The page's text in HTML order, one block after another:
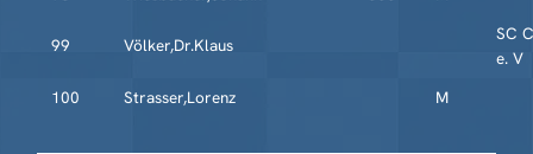
99 Völker,Dr.Klaus
SC
e. V
100
Strasser,Lorenz M